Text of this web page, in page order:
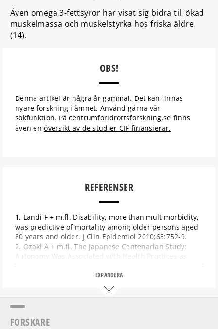
Även omega 3-fettsyror har visat sig bidra till ökad
muskelmassa och muskelstyrka hos friska äldre
(14).
OBS!
Denna artikel är några år gammal. Det kan finnas
nyare forskning i ämnet. Använd gärna vår
sökfunktion. På centrumforidrottsforskning.se finns
även enöversikt av de studier CIF finansierar.
REFERENSER
1. Landi F + m.fl. Disability, more than multimorbidity,
was predictive of mortality among older persons aged
80 years and older. J Clin Epidemiol 2010;63:752-9.
2. Ozaki A + m.fl. The Japanese Centenarian Study:
Autonomy Was Associated with Health Practices as
Well as Physical Status. J Am Geriatr Soc 55:95–101,
3. Breen L + m.fl. Two Weeks of Reduced Activity
Decreases Leg Lean Mass and Induces “Anabolic
Resistance” of Myofibrillar Protein Synthesis in Healthy
4. Rosenberg IH. Sarcopenia: origins and clinical
EXPANDERA
FORSKARE